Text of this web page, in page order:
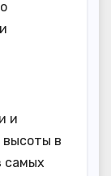
и
высоты в
самых